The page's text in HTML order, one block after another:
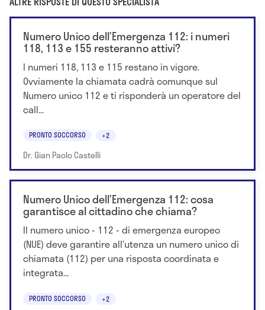
Numero Unico dell’Emergenza 112: i numeri
118, 113 e 155 resteranno attivi?
I numeri 118, 113 e 115 restano in vigore.
Ovviamente la chiamata cadrà comunque sul
Numero unico 112 e ti risponderà un operatore del
call...
PRONTO SOCCORSO +2
Dr. Gian Paolo Castelli
Numero Unico dell’Emergenza 112: cosa
garantisce al cittadino che chiama?
Il numero unico - 112 - di emergenza europeo
(NUE) deve garantire all’utenza un numero unico di
chiamata (112) per una risposta coordinata e
integrata...
PRONTO SOCCORSO +2